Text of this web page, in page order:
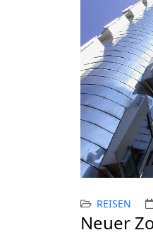
REISEN
Neuer